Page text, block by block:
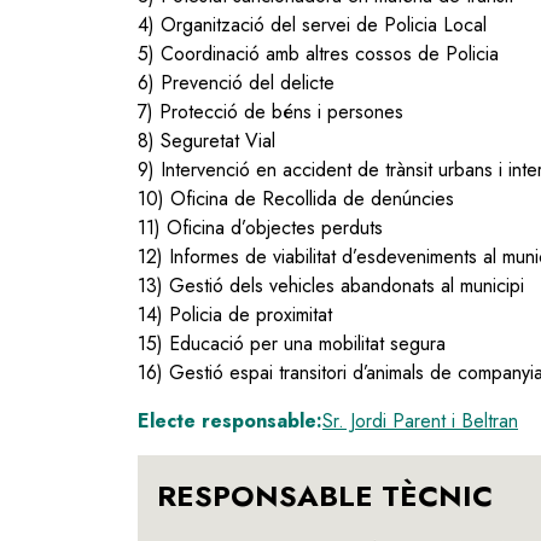
4) Organització del servei de Policia Local
5) Coordinació amb altres cossos de Policia
6) Prevenció del delicte
7) Protecció de béns i persones
8) Seguretat Vial
9) Intervenció en accident de trànsit urbans i
10) Oficina de Recollida de denúncies
11) Oficina d’objectes perduts
12) Informes de viabilitat d’esdeveniments al
13) Gestió dels vehicles abandonats al municipi
14) Policia de proximitat
15) Educació per una mobilitat segura
16) Gestió espai transitori d’animals de companyia
Electe responsable:Sr. Jordi Parent i Beltran
RESPONSABLE TÈCNIC